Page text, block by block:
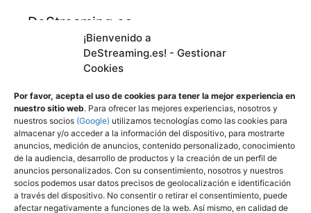
¡Bienvenido a
DeStreaming.es! - Gestionar
Cookies
Por favor, acepta el uso de cookies para tener la mejor experiencia en
nuestro sitio web. Para ofrecer las mejores experiencias, nosotros y
nuestros socios (Google) utilizamos tecnologías como las cookies para
almacenar y/o acceder a la información del dispositivo, para mostrarte
anuncios, medición de anuncios, contenido personalizado, conocimiento
de la audiencia, desarrollo de productos y la creación de un perfil de
anuncios personalizados. Con su consentimiento, nosotros y nuestros
socios podemos usar datos precisos de geolocalización e identificación
a través del dispositivo. No consentir o retirar el consentimiento, puede
afectar negativamente a funciones de la web. Así mismo, en calidad de
DeStreaming.es
En calidad de afiliado de Amazon, obtengo
cumplen los requisitos aplicables.
Utilizamos cookies propias y de terceros para
mejorar nuestros servicios y mostrarle
publicidad a través de Adsense, mediante el
análisis de sus hábitos de navegación.